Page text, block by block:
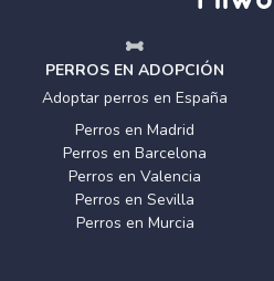
PERROS EN ADOPCIÓN
Adoptar perros en España
Perros en Madrid
Perros en Barcelona
Perros en Valencia
Perros en Sevilla
Perros en Murcia